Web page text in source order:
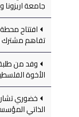
جامعة
افتتاح
تفاهم مشترك
وفد من
الأخوة
خضوري
الذاتي